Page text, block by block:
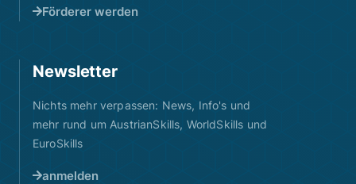
Förderer werden
Newsletter
Nichts mehr verpassen: News, Info's und
mehr rund um AustrianSkills, WorldSkills und
EuroSkills
anmelden